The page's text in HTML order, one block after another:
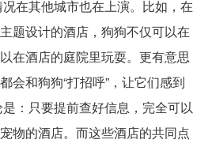
在其他城市也在上演。比如，在
题设计的酒店，狗狗不仅可以在
在酒店的庭院里玩耍。更有意思
会和狗狗“打招呼”，让它们感到
：只要提前查好信息，完全可以
物的酒店。而这些酒店的共同点